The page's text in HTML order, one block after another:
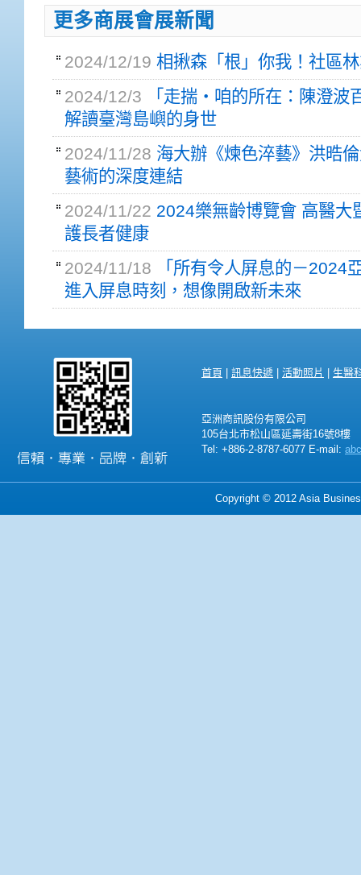
更多商展會展新聞
2024/12/19 相揪森「根」你我！社區
2024/12/3 「走揣・咱的所在：陳澄波
解讀臺灣島嶼的身世
2024/11/28 海大辦《煉色淬藝》洪晧
藝術的深度連結
2024/11/22 2024樂無齡博覽會 高醫大
護長者健康
2024/11/18 「所有令人屏息的－2024
進入屏息時刻，想像開啟新未來
首頁 訊息快遞 活動照片 生醫
亞洲商訊股份有限公司
105台北市松山區延壽街16號8樓
Tel: +886-2-8787-6077 E-mail:
Copyright © 2012 Asia